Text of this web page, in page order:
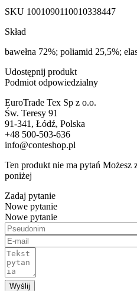
SKU 1001090110010338447
Skład
bawełna 72%; poliamid 25,5%;
Udostępnij produkt
Podmiot odpowiedzialny
EuroTrade Tex Sp z o.o.
Św. Teresy 91
91-341, Łódź, Polska
+48 500-503-636
info@conteshop.pl
Ten produkt nie ma pytań Możesz
poniżej
Zadaj pytanie
Nowe pytanie
Nowe pytanie
Wyślij